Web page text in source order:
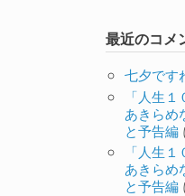
最近のコメ
七夕です
「人生
あきらめ
と予告編
「人生
あきらめ
と予告編